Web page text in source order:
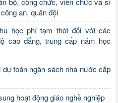
an, quân đội
học phí tạm thời đối với các
cao đẳng, trung cấp năm học
toán ngân sách nhà nước cấp
hoạt động giáo nghề nghiệp